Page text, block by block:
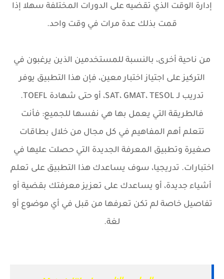
إدارة الوقت الذي تقضيه على الدورات المختلفة سهلا إذا
قمت بذلك عدة مرات في وقت واحد.
من ناحية أخرى، بالنسبة للمستخدمين الذين يرغبون في
التركيز على اجتياز اختبار معين، فإن هذا التطبيق يوفر
تدريب لـ SAT، GMAT، TESOL، أو حتى شهادة TOEFL.
فالطريقة التي يعمل بها هي نفسها للجميع: فأنت
تتعلم أهم المفاهيم في كل مجال من خلال بطاقات
صغيرة وتطبيق المعرفة الجديدة التي حصلت عليها في
اختبارات. تدريجيا، سوف يساعدك هذا التطبيق على تعلم
أشياء جديدة، أو يساعدك على تعزيز معرفتك بقضية أو
تفاصيل خاصة لم تكن تعرفها من قبل في أي موضوع أو
لغة.